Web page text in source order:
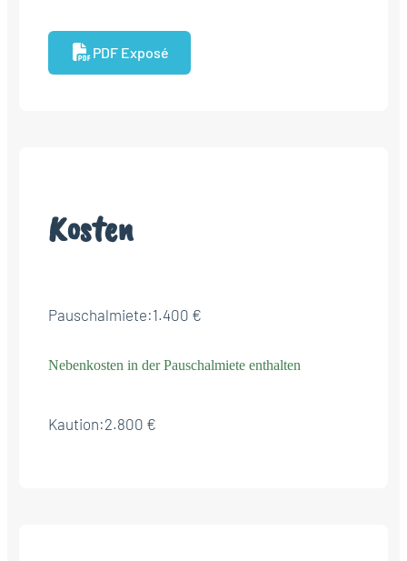
PDF Exposé
Kosten
Pauschalmiete:1.400 €
Nebenkosten in der Pauschalmiete enthalten
Kaution:2.800 €